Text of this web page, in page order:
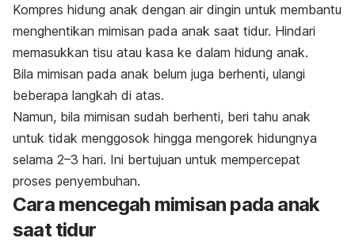
Kompres hidung anak dengan air dingin untuk membantu
menghentikan mimisan pada anak saat tidur. Hindari
memasukkan tisu atau kasa ke dalam hidung anak.
Bila mimisan pada anak belum juga berhenti, ulangi
beberapa langkah di atas.
Namun, bila mimisan sudah berhenti, beri tahu anak
untuk tidak menggosok hingga mengorek hidungnya
selama 2–3 hari. Ini bertujuan untuk mempercepat
proses penyembuhan.
Cara mencegah mimisan pada anak
saat tidur